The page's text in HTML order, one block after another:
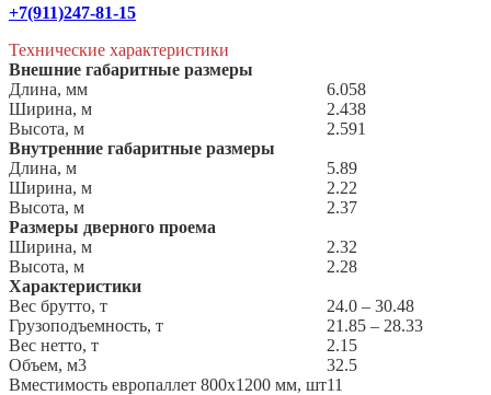
+7(911)247-81-15
Технические характеристики
Внешние габаритные размеры
Длина, мм
6.058
Ширина, м
2.438
Высота, м
2.591
Внутренние габаритные размеры
Длина, м
5.89
Ширина, м
2.22
Высота, м
2.37
Размеры дверного проема
Ширина, м
2.32
Высота, м
2.28
Характеристики
Вес брутто, т
24.0 – 30.48
Грузоподъемность, т
21.85 – 28.33
Вес нетто, т
2.15
Объем, м3
32.5
Вместимость европаллет 800х1200 мм, шт11